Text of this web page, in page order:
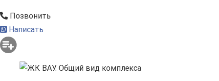
Позвонить
Написать